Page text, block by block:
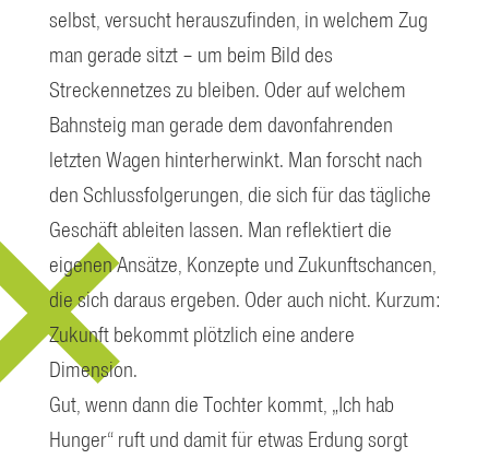
selbst, versucht herauszufinden, in welchem Zug
man gerade sitzt – um beim Bild des
Streckennetzes zu bleiben. Oder auf welchem
Bahnsteig man gerade dem davonfahrenden
letzten Wagen hinterherwinkt. Man forscht nach
den Schlussfolgerungen, die sich für das tägliche
Geschäft ableiten lassen. Man reflektiert die
eigenen Ansätze, Konzepte und Zukunftschancen,
die sich daraus ergeben. Oder auch nicht. Kurzum:
Zukunft bekommt plötzlich eine andere
Dimension.
Gut, wenn dann die Tochter kommt, „Ich hab
Hunger“ ruft und damit für etwas Erdung sorgt